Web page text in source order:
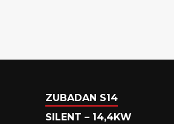
ZUBADAN S14
SILENT – 14,4KW